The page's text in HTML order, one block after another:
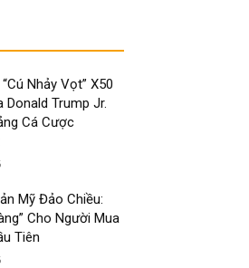
Nhảy Vọt” X50
Donald Trump Jr.
Cá Cược
Mỹ Đảo Chiều:
Cho Người Mua
Tiên